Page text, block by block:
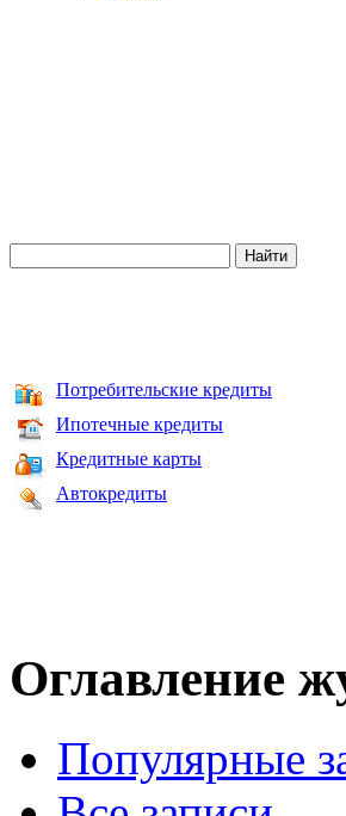
Потребительские кредиты
Ипотечные кредиты
Кредитные карты
Автокредиты
Оглавление
Популярные